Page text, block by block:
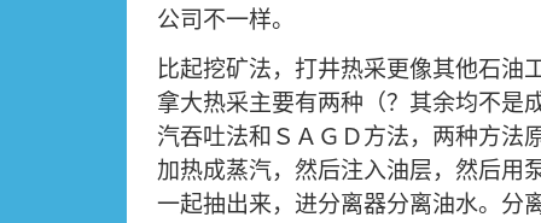
公司不一样。
比起挖矿法，打井热采更像其他石油
拿大热采主要有两种（？其余均不是
汽吞吐法和ＳＡＧＤ方法，两种方法
加热成蒸汽，然后注入油层，然后用
一起抽出来，进分离器分离油水。分